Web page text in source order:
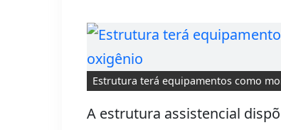
Estrutura terá equipamentos como
A estrutura assistencial